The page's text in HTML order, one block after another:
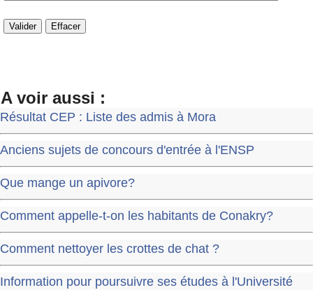
A voir aussi :
Résultat CEP : Liste des admis à Mora
Anciens sujets de concours d'entrée à l'ENSP
Que mange un apivore?
Comment appelle-t-on les habitants de Conakry?
Comment nettoyer les crottes de chat ?
Information pour poursuivre ses études à l'Université